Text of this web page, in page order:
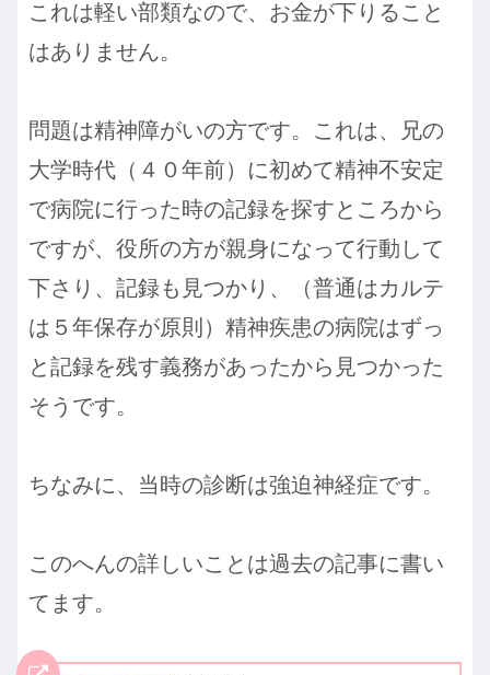
これは軽い部類なので、お金が下りること
はありません。
問題は精神障がいの方です。これは、兄の
大学時代（４０年前）に初めて精神不安定
で病院に行った時の記録を探すところから
ですが、役所の方が親身になって行動して
下さり、記録も見つかり、（普通はカルテ
は５年保存が原則）精神疾患の病院はずっ
と記録を残す義務があったから見つかった
そうです。
ちなみに、当時の診断は強迫神経症です。
このへんの詳しいことは過去の記事に書い
てます。